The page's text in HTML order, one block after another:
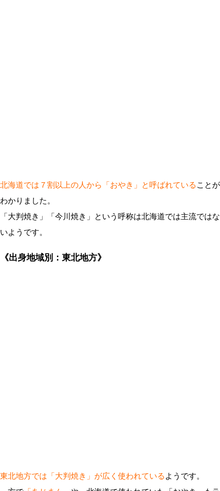
北海道では７割以上の人から「おやき」と呼ばれている ことが
わかりました。
「大判焼き」「今川焼き」という呼称は北海道では主流ではな
いようです。
《出身地域別：東北地方》
東北地方では「大判焼き」が広く使われている ようです。